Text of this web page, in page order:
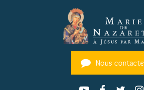
Nous